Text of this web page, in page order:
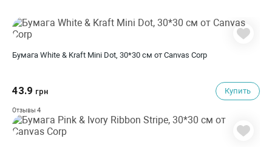
Бумага White & Kraft Mini Dot, 30*30 см от Canvas Corp
43.9 грн Купить
Отзывы 4